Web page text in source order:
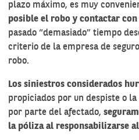
plazo máximo, es muy
posible el robo y contactar con
pasado “demasiado” tiempo
criterio de la empresa de
robo.
Los siniestros considerados
propiciados por un despiste o
por parte del afectado,
la póliza al responsabilizarse